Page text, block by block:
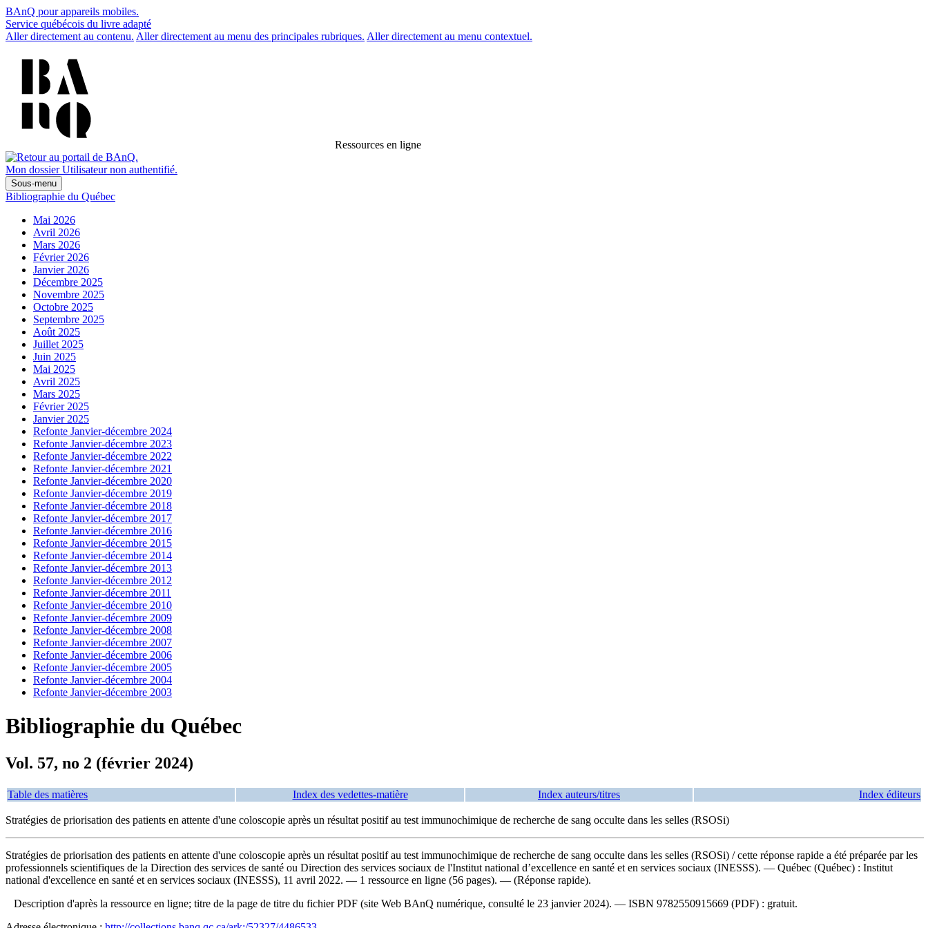
BAnQ pour appareils mobiles.
Service québécois du livre adapté
Aller directement au contenu. Aller directement au menu des principales rubriques. Aller directement au menu contextuel.
Ressources en ligne
Mon dossier Utilisateur non authentifié.
Sous-menu
Bibliographie du Québec
Mai 2026
Avril 2026
Mars 2026
Février 2026
Janvier 2026
Décembre 2025
Novembre 2025
Octobre 2025
Septembre 2025
Août 2025
Juillet 2025
Juin 2025
Mai 2025
Avril 2025
Mars 2025
Février 2025
Janvier 2025
Refonte Janvier-décembre 2024
Refonte Janvier-décembre 2023
Refonte Janvier-décembre 2022
Refonte Janvier-décembre 2021
Refonte Janvier-décembre 2020
Refonte Janvier-décembre 2019
Refonte Janvier-décembre 2018
Refonte Janvier-décembre 2017
Refonte Janvier-décembre 2016
Refonte Janvier-décembre 2015
Refonte Janvier-décembre 2014
Refonte Janvier-décembre 2013
Refonte Janvier-décembre 2012
Refonte Janvier-décembre 2011
Refonte Janvier-décembre 2010
Refonte Janvier-décembre 2009
Refonte Janvier-décembre 2008
Refonte Janvier-décembre 2007
Refonte Janvier-décembre 2006
Refonte Janvier-décembre 2005
Refonte Janvier-décembre 2004
Refonte Janvier-décembre 2003
Bibliographie du Québec
Vol. 57, no 2 (février 2024)
Table des matières Index des vedettes-matière Index auteurs/titres Index éditeurs
Stratégies de priorisation des patients en attente d'une coloscopie après un résultat positif au test immunochimique de recherche de sang occulte dans les selles (RSOSi)
Stratégies de priorisation des patients en attente d'une coloscopie après un résultat positif au test immunochimique de recherche de sang occulte dans les selles (RSOSi) / cette réponse rapide a été préparée par les
professionnels scientifiques de la Direction des services de santé ou Direction des services sociaux de l'Institut national d’excellence en santé et en services sociaux (INESSS). — Québec (Québec) : Institut
national d'excellence en santé et en services sociaux (INESSS), 11 avril 2022. — 1 ressource en ligne (56 pages). — (Réponse rapide).
Description d'après la ressource en ligne; titre de la page de titre du fichier PDF (site Web BAnQ numérique, consulté le 23 janvier 2024). — ISBN 9782550915669 (PDF) : gratuit.